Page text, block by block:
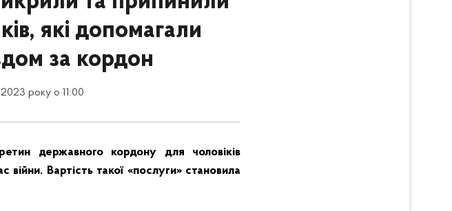
які допомагали
за кордон
2023 року о 11:00
державного кордону для чоловіків
війни. Вартість такої «послуги» становила